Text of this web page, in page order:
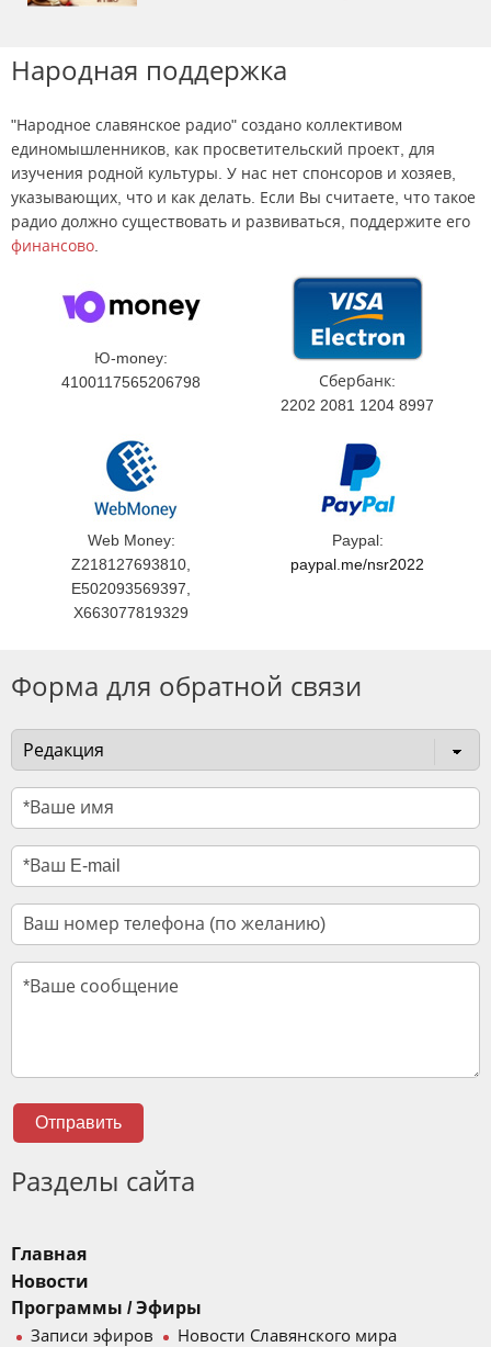
Народная поддержка
"Народное славянское радио" создано коллективом
единомышленников, как просветительский проект, для
изучения родной культуры. У нас нет спонсоров и хозяев,
указывающих, что и как делать. Если Вы считаете, что такое
радио должно существовать и развиваться, поддержите его
финансово.
Ю-money:
4100117565206798
Сбербанк:
2202 2081 1204 8997
Web Money:
Z218127693810,
E502093569397,
X663077819329
Paypal:
paypal.me/nsr2022
Форма для обратной связи
Отправить
Разделы сайта
Главная
Новости
Программы / Эфиры
Записи эфиров
Новости Славянского мира